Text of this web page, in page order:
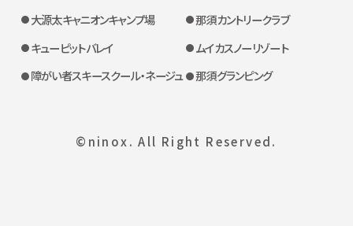
大源太キャニオンキャンプ場
那須カントリークラブ
キューピットバレイ
障がい者スキースクール・ネージュ
ムイカスノーリゾート
那須グランピング
©ninox. All Right Reserved.